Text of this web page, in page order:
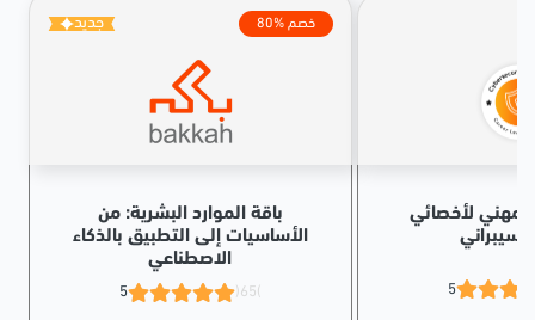
جديد 80% خصم
باقة الموارد البشرية: من
الأساسيات إلى التطبيق بالذكاء
الاصطناعي
5 (65)
لأخصائي
5